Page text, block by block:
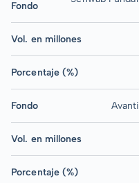
Fondo
Vol. en millones
Porcentaje (%)
Fondo
Vol. en millones
Porcentaje (%)